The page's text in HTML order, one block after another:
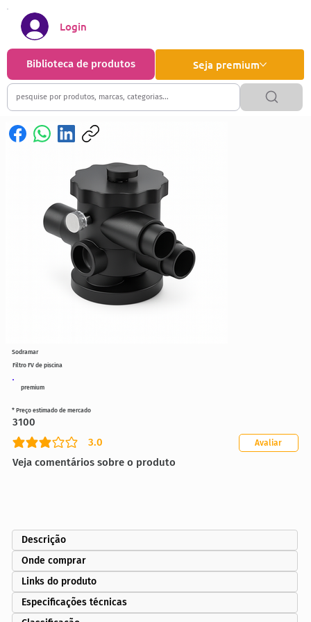
Seja premium
Biblioteca de produtos
Login
premium
Filtro FV de piscina
3.0
classificação média é 3 de 5
Veja comentários sobre o produto
Avaliar
* Preço estimado de mercado
3100
Sodramar
Descrição
Onde comprar
Links do produto
Especificações técnicas